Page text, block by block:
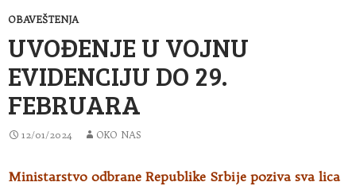
OBAVEŠTENJA
UVOĐENJE U VOJNU
EVIDENCIJU DO 29.
FEBRUARA
12/01/2024 OKO NAS
Ministarstvo odbrane Republike Srbije poziva sva lica